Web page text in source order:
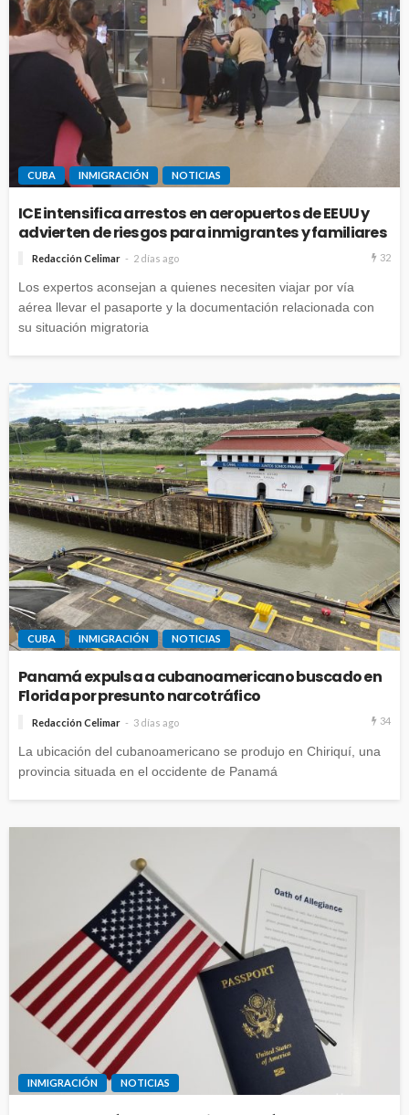
CUBA INMIGRACIÓN NOTICIAS
ICE intensifica arrestos en aeropuertos de EEUU y
advierten de riesgos para inmigrantes y familiares
Redacción Celimar 2 días ago 32
Los expertos aconsejan a quienes necesiten viajar por vía
aérea llevar el pasaporte y la documentación relacionada con
su situación migratoria
CUBA INMIGRACIÓN NOTICIAS
Panamá expulsa a cubanoamericano buscado en
Florida por presunto narcotráfico
Redacción Celimar 3 días ago 34
La ubicación del cubanoamericano se produjo en Chiriquí, una
provincia situada en el occidente de Panamá
INMIGRACIÓN NOTICIAS